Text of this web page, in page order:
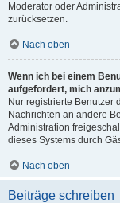
Moderator oder
zurücksetzen.
Nach oben
Wenn ich bei einem
aufgefordert, mich
Nur registrierte Benutzer
Nachrichten an andere
Administration
dieses Systems durch
Nach oben
Beiträge schreiben